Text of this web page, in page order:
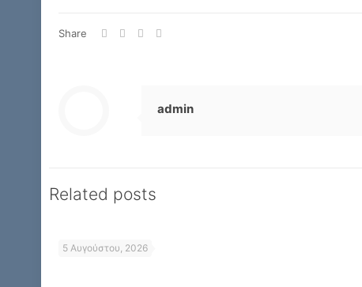
Share
admin
Related posts
5 Αυγούστου, 2026